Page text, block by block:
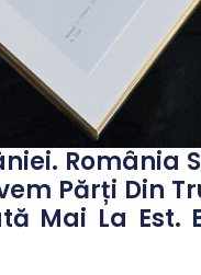
România
Părți Din
Mai La Est.